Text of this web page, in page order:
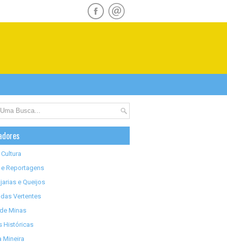
Reportagens
e Queijos
Vertentes
Minas
Históricas
Mineira